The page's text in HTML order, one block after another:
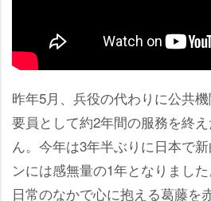
昨年5月、兵役の代わりに公共
要員として約2年間の服務を終
ん。今年は3年半ぶりに日本で
ンには感無量の1年となりました
日常のなかで心に抱える葛藤を